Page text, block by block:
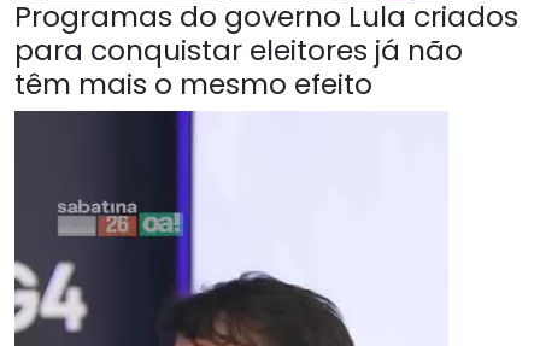
Programas do governo Lula criados
para conquistar eleitores já não
têm mais o mesmo efeito